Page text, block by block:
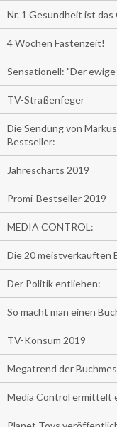
Nr. 1 Gesundheit ist das
4 Wochen Fastenzeit!
Sensationell: "Der ewige
TV-Straßenfeger
Die Sendung von
Bestseller:
Jahrescharts 2019
Promi-Bestseller 2019
MEDIA CONTROL:
Die 20 meistverkauften
Der Politik entliehen:
So macht man einen
TV-Konsum 2019
Megatrend der
Media Control ermittelt